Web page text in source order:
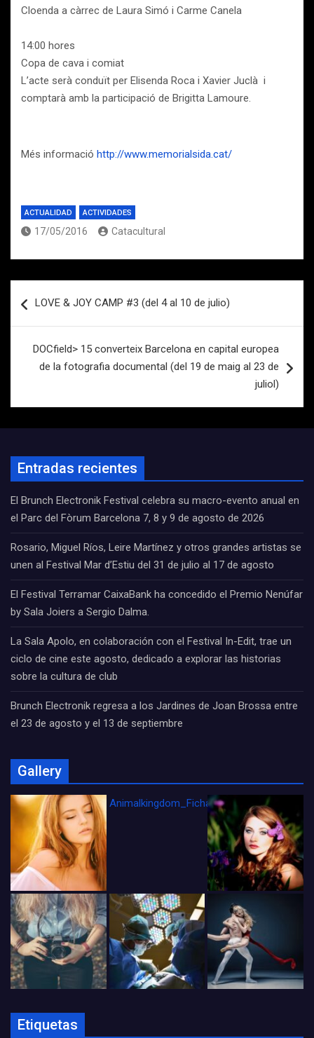
Cloenda a càrrec de Laura Simó i Carme Canela
14:00 hores
Copa de cava i comiat
L’acte serà conduït per Elisenda Roca i Xavier Juclà i
comptarà amb la participació de Brigitta Lamoure.
Més informació http://www.memorialsida.cat/
ACTUALIDAD ACTIVIDADES
17/05/2016 Catacultural
de
LOVE & JOY CAMP #3 (del 4 al 10 de julio)
DOCfield> 15 converteix Barcelona en capital europea
de la fotografia documental (del 19 de maig al 23 de
juliol)
Entradas recientes
El Brunch Electronik Festival celebra su macro-evento anual en
el Parc del Fòrum Barcelona 7, 8 y 9 de agosto de 2026
Rosario, Miguel Ríos, Leire Martínez y otros grandes artistas se
unen al Festival Mar d’Estiu del 31 de julio al 17 de agosto
El Festival Terramar CaixaBank ha concedido el Premio Nenúfar
by Sala Joiers a Sergio Dalma.
La Sala Apolo, en colaboración con el Festival In-Edit, trae un
ciclo de cine este agosto, dedicado a explorar las historias
sobre la cultura de club
Brunch Electronik regresa a los Jardines de Joan Brossa entre
el 23 de agosto y el 13 de septiembre
Gallery
Animalkingdom_FichaCine
Etiquetas